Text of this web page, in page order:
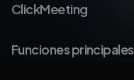
ClickMeeting
Funciones principales